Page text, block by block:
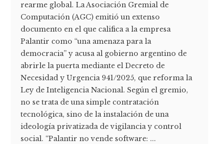
rearme global. La Asociación Gremial de
Computación (AGC) emitió un extenso
documento en el que califica a la empresa
Palantir como “una amenaza para la
democracia” y acusa al gobierno argentino de
abrirle la puerta mediante el Decreto de
Necesidad y Urgencia 941/2025, que reforma la
Ley de Inteligencia Nacional. Según el gremio,
no se trata de una simple contratación
tecnológica, sino de la instalación de una
ideología privatizada de vigilancia y control
social. “Palantir no vende software: ...